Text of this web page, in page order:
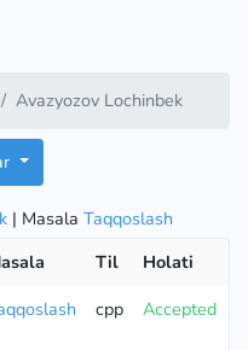
Avazyozov Lochinbek
| Masala Taqqoslash
Til Holati
cpp Accepted